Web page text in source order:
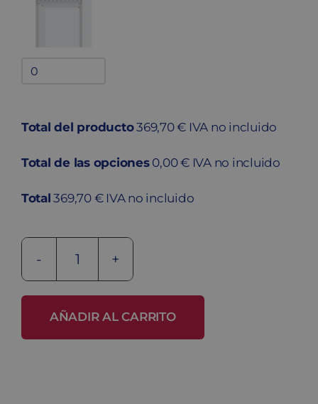
Bandejas
Total del producto369,70 € IVA no incluido
Total de las opciones 0,00 € IVA no incluido
Total 369,70 € IVA no incluido
Taquilla
soldada
AÑADIR AL CARRITO